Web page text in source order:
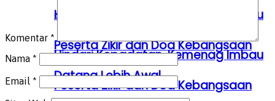
Hindari Kepadatan, Kemenag Imbau
Peserta Zikir dan Doa Kebangsaan
Datang Lebih Awal
Hindari Kepadatan, Kemenag Imbau
Peserta Zikir dan Doa Kebangsaan
Komentar *
Nama *
Email *